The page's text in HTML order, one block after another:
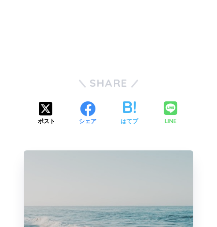
SHARE
ポスト シェア はてブ LINE